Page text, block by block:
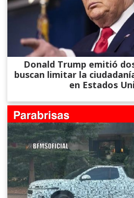
Donald Trump emitió
buscan limitar la
en Estados